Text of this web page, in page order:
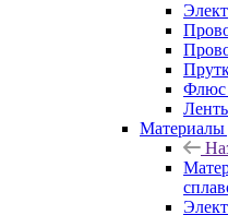
Флюс
Материалы